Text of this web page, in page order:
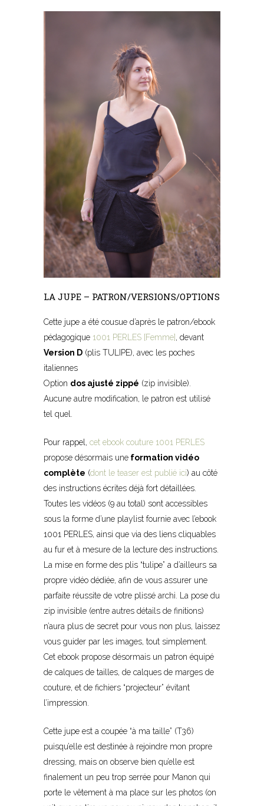
LA JUPE – PATRON/VERSIONS/OPTIONS
Cette jupe a été cousue d’après le patron/ebook
pédagogique 1001 PERLES [Femme], devant
Version D (plis TULIPE), avec les poches
italiennes
Option dos ajusté zippé (zip invisible).
Aucune autre modification, le patron est utilisé
tel quel.
Pour rappel, cet ebook couture 1001 PERLES
propose désormais une formation vidéo
complète (dont le teaser est publié ici) au côté
des instructions écrites déjà fort détaillées.
Toutes les vidéos (9 au total) sont accessibles
sous la forme d’une playlist fournie avec l’ebook
1001 PERLES, ainsi que via des liens cliquables
au fur et à mesure de la lecture des instructions.
La mise en forme des plis “tulipe” a d’ailleurs sa
propre vidéo dédiée, afin de vous assurer une
parfaite réussite de votre plissé archi. La pose du
zip invisible (entre autres détails de finitions)
n’aura plus de secret pour vous non plus, laissez
vous guider par les images, tout simplement.
Cet ebook propose désormais un patron équipé
de calques de tailles, de calques de marges de
couture, et de fichiers “projecteur” évitant
l’impression.
Cette jupe est a coupée “à ma taille” (T36)
puisqu’elle est destinée à rejoindre mon propre
dressing, mais on observe bien qu’elle est
finalement un peu trop serrée pour Manon qui
porte le vêtement à ma place sur les photos (on